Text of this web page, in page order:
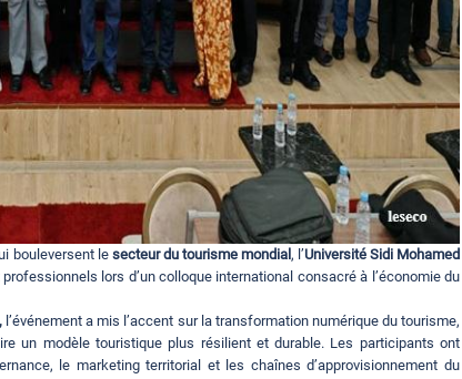
bouleversent le secteur du tourisme mondial , l’Université Sidi Mohamed
lors d’un colloque international consacré à l’économie du
l’événement a mis l’accent sur la transformation numérique du tourisme,
un modèle touristique plus résilient et durable. Les participants ont
le marketing territorial et les chaînes d’approvisionnement du